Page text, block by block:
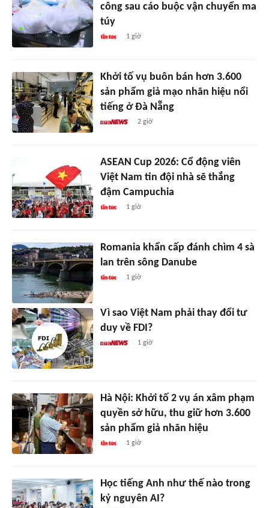
công sau cáo buộc vận chuyển ma
túy
1 giờ
Khởi tố vụ buôn bán hơn 3.600
sản phẩm giả mạo nhãn hiệu nổi
tiếng ở Đà Nẵng
2 giờ
ASEAN Cup 2026: Cổ động viên
Việt Nam tin đội nhà sẽ thắng
đậm Campuchia
1 giờ
Romania khẩn cấp đánh chìm 4 sà
lan trên sông Danube
1 giờ
Vì sao Việt Nam phải thay đổi tư
duy về FDI?
1 giờ
Hà Nội: Khởi tố 2 vụ án xâm phạm
quyền sở hữu, thu giữ hơn 3.600
sản phẩm giả nhãn hiệu
1 giờ
Học tiếng Anh như thế nào trong
kỷ nguyên AI?